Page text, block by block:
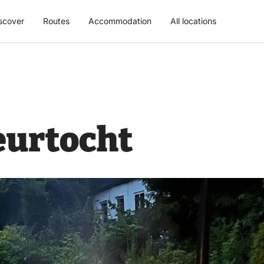
Routes Accommodation All locations